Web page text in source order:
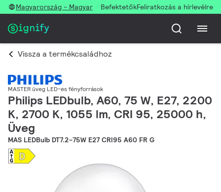
Magyarország - Magyar BefektetőkFeliratkozás a hírlevélre
Vissza a termékcsaládhoz
MASTER üveg LED-es fényforrások
Philips LEDbulb, A60, 75 W, E27, 2200
K, 2700 K, 1055 lm, CRI 95, 25000 h,
Üveg
MAS LEDBulb DT7.2-75W E27 CRI95 A60 FR G